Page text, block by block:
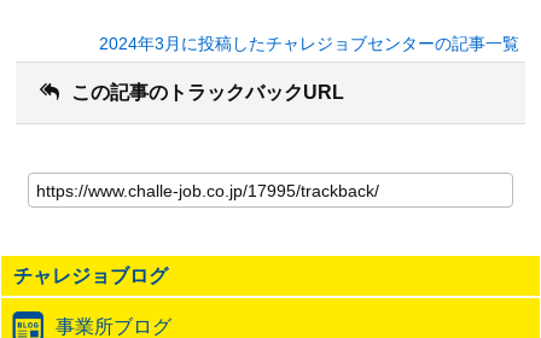
2024年3月に投稿したチャレジョブセンターの記事一覧
この記事のトラックバックURL
の
記
の
ト
ッ
チャレジョブログ
事業所ブログ